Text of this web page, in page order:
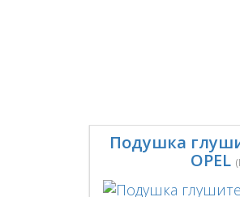
Подушка
OPEL